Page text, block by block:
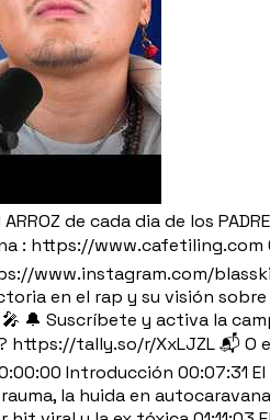
de cada dia de los
: https://
www.instagram.com/
en el rap y su visión
🔔 Suscríbete y activa la
https://tally.so/r/XxLJZL 📬
Introducción 00:07:31
la huida en